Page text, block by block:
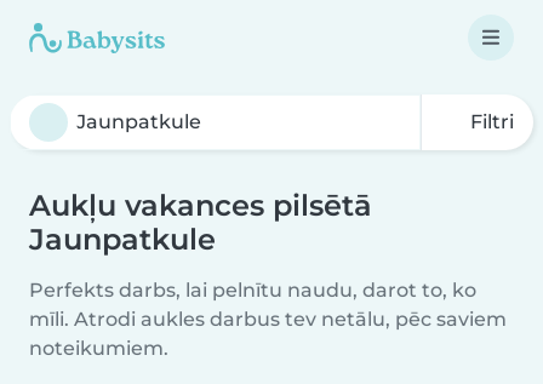
Filtri
Aukļu vakances pilsētā
Jaunpatkule
Perfekts darbs, lai pelnītu naudu, darot to, ko
mīli. Atrodi aukles darbus tev netālu, pēc saviem
noteikumiem.